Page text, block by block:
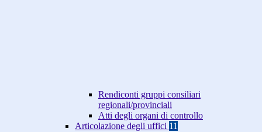
Rendiconti gruppi consiliari
regionali/provinciali
Atti degli organi di controllo
Articolazione degli uffici 11